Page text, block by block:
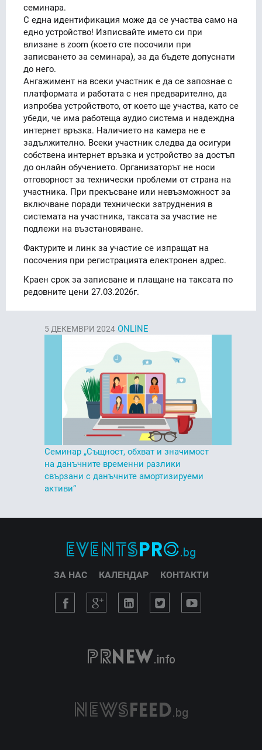
семинара.
С една идентификация може да се участва само на
едно устройство! Изписвайте името си при
влизане в zoom (което сте посочили при
записването за семинара), за да бъдете допуснати
до него.
Ангажимент на всеки участник е да се запознае с
платформата и работата с нея предварително, да
изпробва устройството, от което ще участва, като се
убеди, че има работеща аудио система и надеждна
интернет връзка. Наличието на камера не е
задължително. Всеки участник следва да осигури
собствена интернет връзка и устройство за достъп
до онлайн обучението. Организаторът не носи
отговорност за технически проблеми от страна на
участника. При прекъсване или невъзможност за
включване поради технически затруднения в
системата на участника, таксата за участие не
подлежи на възстановяване.
Фактурите и линк за участие се изпращат на
посочения при регистрацията електронен адрес.
Краен срок за записване и плащане на таксата по
редовните цени 27.03.2026г.
5 ДЕКЕМВРИ 2024 ONLINE
Семинар „Същност, обхват и значимост
на данъчните временни разлики
свързани с данъчните амортизируеми
активи“
ЗА НАС КАЛЕНДАР КОНТАКТИ